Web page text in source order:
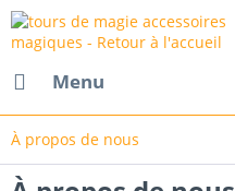
Menu
À propos de nous